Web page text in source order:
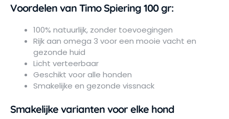
Voordelen van Timo Spiering 100 gr:
100% natuurlijk, zonder toevoegingen
Rijk aan omega 3 voor een mooie vacht en
gezonde huid
Licht verteerbaar
Geschikt voor alle honden
Smakelijke en gezonde vissnack
Smakelijke varianten voor elke hond